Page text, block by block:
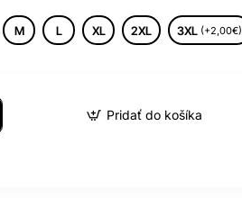
M L XL 2XL 3XL (+2,00€)
Pridať do košíka